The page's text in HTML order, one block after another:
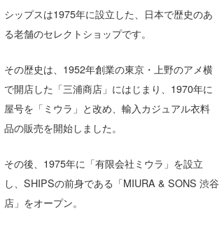
シップスは1975年に設立した、日本で歴史のあ
る老舗のセレクトショップです。
その歴史は、1952年創業の東京・上野のアメ横
で開店した「三浦商店」にはじまり、1970年に
屋号を「ミウラ」と改め、輸入カジュアル衣料
品の販売を開始しました。
その後、1975年に「有限会社ミウラ」を設立
し、SHIPSの前身である「MIURA & SONS 渋谷
店」をオープン。